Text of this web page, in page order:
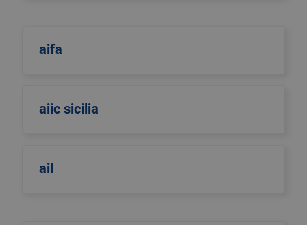
aifa
aiic sicilia
ail